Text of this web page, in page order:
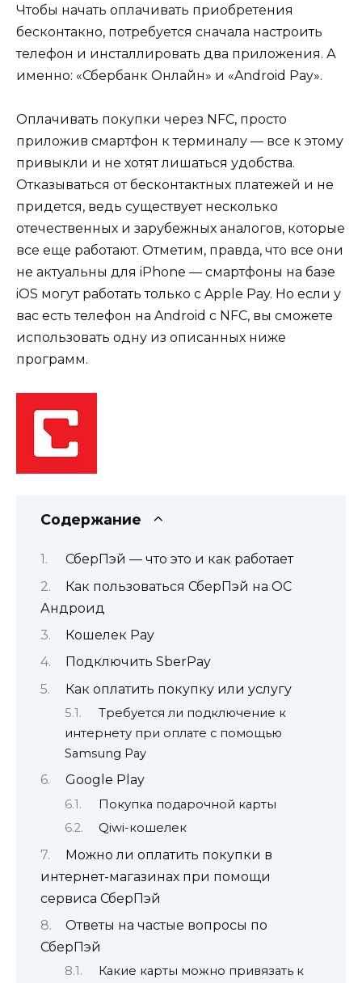
Чтобы начать оплачивать приобретения
бесконтакно, потребуется сначала настроить
телефон и инсталлировать два приложения. А
именно: «Сбербанк Онлайн» и «Android Pay».
Оплачивать покупки через NFC, просто
приложив смартфон к терминалу — все к этому
привыкли и не хотят лишаться удобства.
Отказываться от бесконтактных платежей и не
придется, ведь существует несколько
отечественных и зарубежных аналогов, которые
все еще работают. Отметим, правда, что все они
не актуальны для iPhone — смартфоны на базе
iOS могут работать только с Apple Pay. Но если у
вас есть телефон на Android с NFC, вы сможете
использовать одну из описанных ниже
программ.
Содержание
СберПэй — что это и как работает
Как пользоваться СберПэй на ОС
Андроид
Кошелек Pay
Подключить SberPay
Как оплатить покупку или услугу
Требуется ли подключение к
интернету при оплате с помощью
Samsung Pay
Google Play
Покупка подарочной карты
Qiwi-кошелек
Можно ли оплатить покупки в
интернет-магазинах при помощи
сервиса СберПэй
Ответы на частые вопросы по
СберПэй
Какие карты можно привязать к